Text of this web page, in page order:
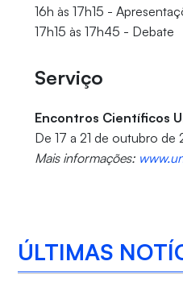
16h às 17h15 -
17h15 às 17h45 - Debate
Serviço
Encontros Científicos
De 17 a 21 de outubro de
Mais informações:
ÚLTIMAS